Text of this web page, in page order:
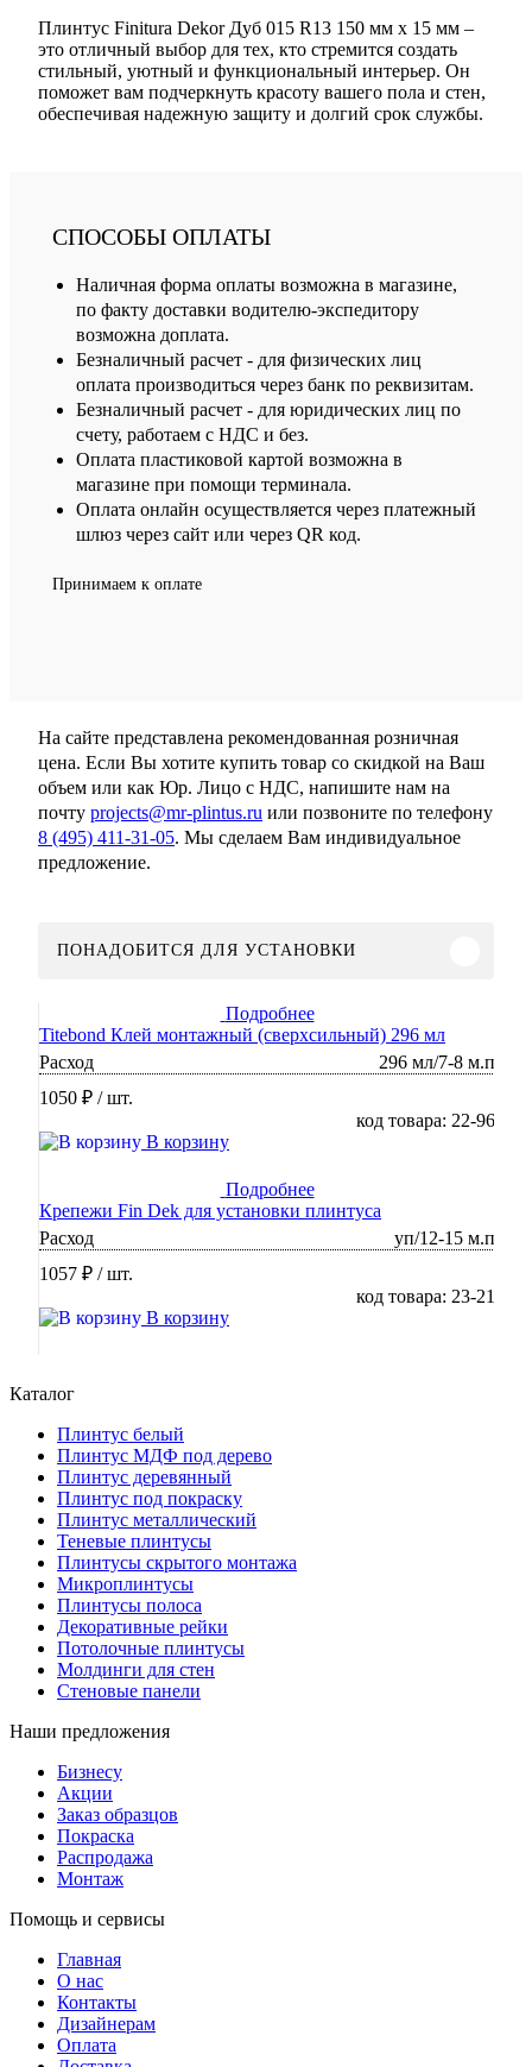
Плинтус Finitura Dekor Дуб 015 R13 150 мм х 15 мм –
это отличный выбор для тех, кто стремится создать
стильный, уютный и функциональный интерьер. Он
поможет вам подчеркнуть красоту вашего пола и стен,
обеспечивая надежную защиту и долгий срок службы.
СПОСОБЫ ОПЛАТЫ
Наличная форма оплаты возможна в магазине,
по факту доставки водителю-экспедитору
возможна доплата.
Безналичный расчет - для физических лиц
оплата производиться через банк по реквизитам.
Безналичный расчет - для юридических лиц по
счету, работаем с НДС и без.
Оплата пластиковой картой возможна в
магазине при помощи терминала.
Оплата онлайн осуществляется через платежный
шлюз через сайт или через QR код.
Принимаем к оплате
На сайте представлена рекомендованная розничная
цена. Если Вы хотите купить товар со скидкой на Ваш
объем или как Юр. Лицо с НДС, напишите нам на
почту projects@mr-plintus.ru или позвоните по телефону
8 (495) 411-31-05. Мы сделаем Вам индивидуальное
предложение.
ПОНАДОБИТСЯ ДЛЯ УСТАНОВКИ
Подробнее
Titebond Клей монтажный (сверхсильный) 296 мл
Расход
296 мл/7-8 м.п
1050 ₽ / шт.
код товара: 22-96
В корзину
Подробнее
Крепежи Fin Dek для установки плинтуса
Расход
уп/12-15 м.п
1057 ₽ / шт.
код товара: 23-21
В корзину
Каталог
Плинтус белый
Плинтус МДФ под дерево
Плинтус деревянный
Плинтус под покраску
Плинтус металлический
Теневые плинтусы
Плинтусы скрытого монтажа
Микроплинтусы
Плинтусы полоса
Декоративные рейки
Потолочные плинтусы
Молдинги для стен
Стеновые панели
Наши предложения
Бизнесу
Акции
Заказ образцов
Покраска
Распродажа
Монтаж
Помощь и сервисы
Главная
О нас
Контакты
Дизайнерам
Оплата